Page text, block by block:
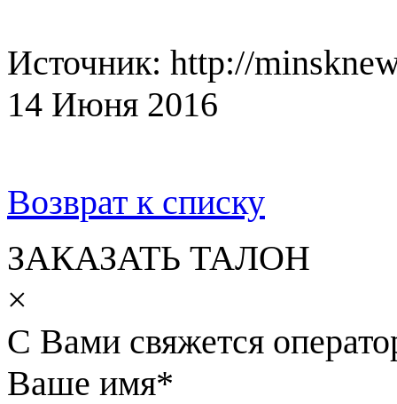
Источник: http://
14 Июня 2016
Возврат к списку
ЗАКАЗАТЬ ТАЛОН
×
С Вами свяжется
Ваше имя*